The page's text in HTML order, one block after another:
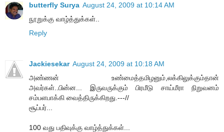
butterfly Surya August 24, 2009 at 10:14 AM
நூறுக்கு வாழ்த்துக்கள்..
Reply
Jackiesekar August 24, 2009 at 10:18 AM
அண்ணன் உண்மைத்தமிழனும்,லக்கிலுக்கும்தான்
அவர்கள்..பின்ன... இருவருக்கும் பிரமீடு சாய்மீரா நிறுவனம்
சம்பளபாக்கி வைத்திருக்கிறது.---//
சூப்பர்...
100 வது பதிவுக்கு வாழ்த்துக்கள்...